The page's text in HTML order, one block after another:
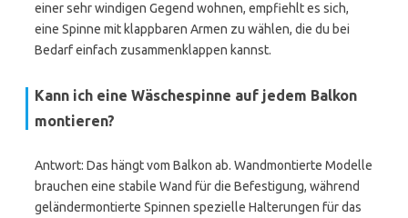
einer sehr windigen Gegend wohnen, empfiehlt es sich,
eine Spinne mit klappbaren Armen zu wählen, die du bei
Bedarf einfach zusammenklappen kannst.
Kann ich eine Wäschespinne auf jedem Balkon
montieren?
Antwort: Das hängt vom Balkon ab. Wandmontierte Modelle
brauchen eine stabile Wand für die Befestigung, während
geländermontierte Spinnen spezielle Halterungen für das